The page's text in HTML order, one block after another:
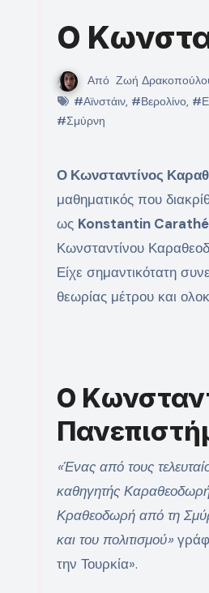
Ο
Από Ζωή
#Αϊνστάιν, #Βερολίνο,
#Σμύρνη
Ο Κωνσταντίνος
μαθηματικός που
ως Konstantin
Κωνσταντίνου
Είχε σημαντικότατη
θεωρίας μέτρου και
Ο
«Ένας από τους
καθηγητής
Κραθεοδωρή από τη
και του πολιτισμού»
την Τουρκία».